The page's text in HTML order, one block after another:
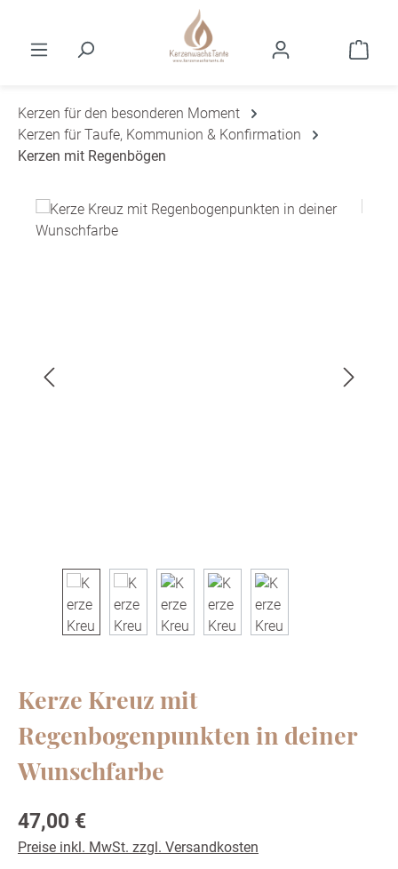
Kerzen für den besonderen Moment
Kerzen für Taufe, Kommunion & Konfirmation
Kerzen mit Regenbögen
Bildergalerie überspringen
Kerze Kreuz mit
Regenbogenpunkten in deiner
Wunschfarbe
Regulärer Preis:
47,00 €
Preise inkl. MwSt. zzgl. Versandkosten